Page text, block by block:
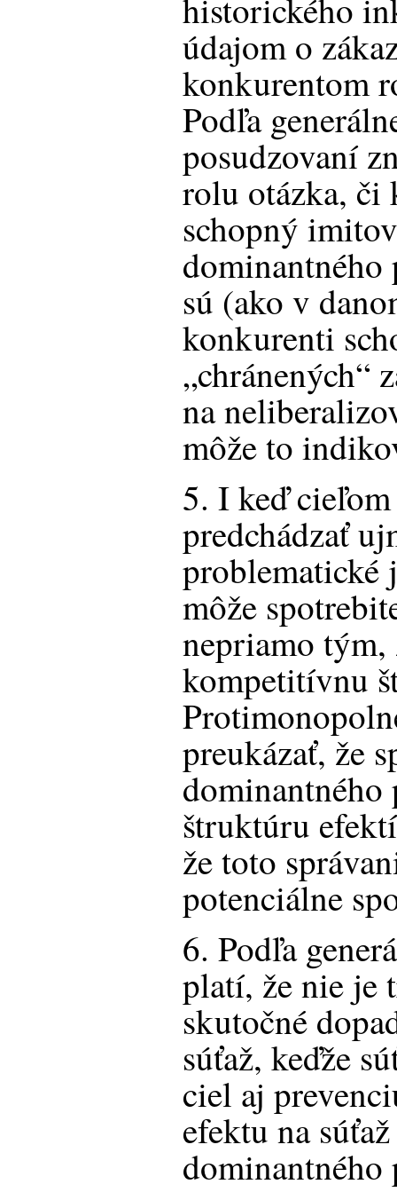
historického
údajom o
konkurentom
Podľa
posudzovaní
rolu otázka, či
schopný
sú (ako v
konkurenti
„chránených“
na
môže to
5. I keď
predchádzať
problematické
môže
nepriamo tým,
kompetitívnu
preukázať, že
dominantného
štruktúru
že toto
potenciálne
6. Podľa
platí, že nie je
skutočné
súťaž, keďže
ciel aj
efektu na
dominantného